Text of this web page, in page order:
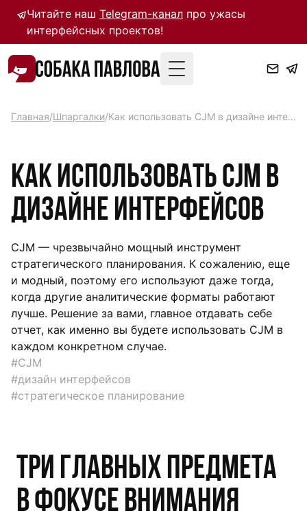
Читайте нашTelegram-канал про ужасы
интерфейсных проектов!
Toggle Menu
Главная/Шпаргалки/ Как использовать CJM в дизайне интерфейсов
Как использовать CJM в
дизайне интерфейсов
CJM — чрезвычайно мощный инструмент
стратегического планирования. К сожалению, еще
и модный, поэтому его используют даже тогда,
когда другие аналитические форматы работают
лучше. Решение за вами, главное отдавать себе
отчет, как именно вы будете использовать CJM в
каждом конкретном случае.
#CJM
#дизайн интерфейсов
#стратегическое планирование
Три главных предмета
в фокусе внимания